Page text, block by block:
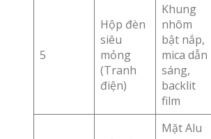
5
Hộp đèn
siêu
mỏng
(Tranh
điện)
Khung
nhôm
bật nắp,
mica dẫn
sáng,
backlit
film
Mặt Alu